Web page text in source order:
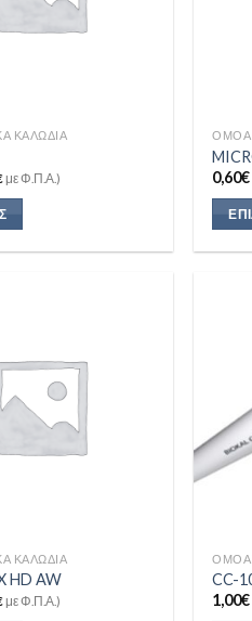
ΚΑΛΏΔΙΑ
με Φ.Π.Α.)
0,60€
ΚΑΛΏΔΙΑ
HD AW
με Φ.Π.Α.)
CC-
1,00€